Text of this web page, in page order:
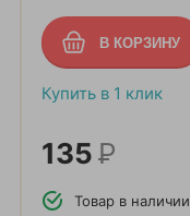
Купить в 1 клик
135Р
Товар в наличии